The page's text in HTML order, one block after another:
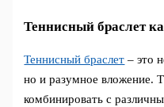
Теннисный браслет
Теннисный браслет – это
но и разумное вложение.
комбинировать с